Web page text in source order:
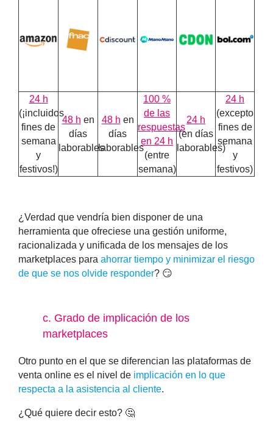
24 h
(¡incluidos
fines de
semana
y
festivos!)
48 h en
días
laborables
48 h en
días
laborables
100 %
de las
respuestas
en 24 h
(entre
semana)
24 h
(en días
laborables)
24 h
(excepto
fines de
semana
y
festivos)
¿Verdad que vendría bien disponer de una
herramienta que ofreciese una gestión uniforme,
racionalizada y unificada de los mensajes de los
marketplaces para ahorrar tiempo y minimizar el riesgo
de que se nos olvide responder? 😏
c. Grado de implicación de los
marketplaces
Otro punto en el que se diferencian las plataformas de
venta online es el nivel de implicación en lo que
respecta a la asistencia al cliente.
¿Qué quiere decir esto? 🤔